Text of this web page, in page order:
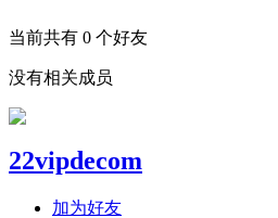
当前共有 0 个好友
没有相关成员
22vipdecom
加为好友